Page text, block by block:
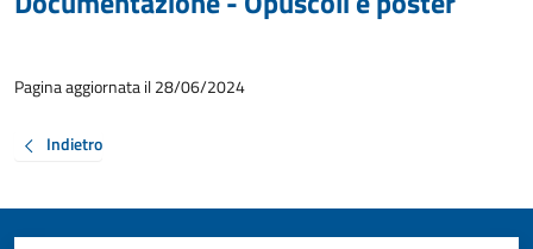
Pagina aggiornata il 28/06/2024
Indietro